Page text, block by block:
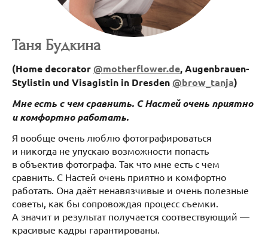
Таня Будкина
(Home decorator@motherflower.de,Augenbrauen-
Stylistin und Visagistin in Dresden@brow_tanja)
Мне есть с чем сравнить. С Настей очень приятно
и комфортно работать.
Я вообще очень люблю фотографироваться
и никогда не упускаю возможности попасть
в объектив фотографа. Так что мне есть с чем
сравнить. С Настей очень приятно и комфортно
работать. Она даёт ненавязчивые и очень полезные
советы, как бы сопровождая процесс съемки.
А значит и результат получается соотвествующий —
красивые кадры гарантированы.